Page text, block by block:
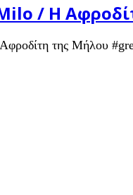
/ Η
της Μήλου